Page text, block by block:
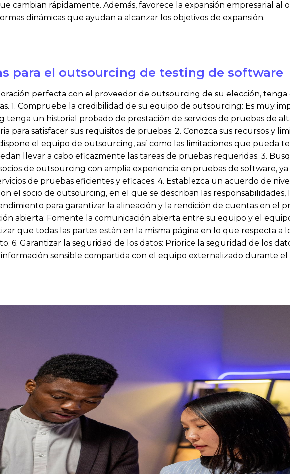
cambian rápidamente. Además, favorece la expansión empresarial al
dinámicas que ayudan a alcanzar los objetivos de expansión.
para el outsourcing de testing de software
perfecta con el proveedor de outsourcing de su elección, tenga
1. Compruebe la credibilidad de su equipo de outsourcing: Es muy
tenga un historial probado de prestación de servicios de pruebas de
para satisfacer sus requisitos de pruebas. 2. Conozca sus recursos y
el equipo de outsourcing, así como las limitaciones que pueda
llevar a cabo eficazmente las tareas de pruebas requeridas. 3.
de outsourcing con amplia experiencia en pruebas de software, ya
de pruebas eficientes y eficaces. 4. Establezca un acuerdo de
el socio de outsourcing, en el que se describan las responsabilidades,
para garantizar la alineación y la rendición de cuentas en el
abierta: Fomente la comunicación abierta entre su equipo y el
que todas las partes están en la misma página en lo que respecta a
6. Garantizar la seguridad de los datos: Priorice la seguridad de los
sensible compartida con el equipo externalizado durante el